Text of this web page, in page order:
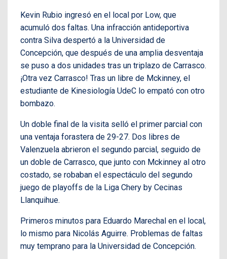
Kevin Rubio ingresó en el local por Low, que
acumuló dos faltas. Una infracción antideportiva
contra Silva despertó a la Universidad de
Concepción, que después de una amplia desventaja
se puso a dos unidades tras un triplazo de Carrasco.
¡Otra vez Carrasco! Tras un libre de Mckinney, el
estudiante de Kinesiología UdeC lo empató con otro
bombazo.
Un doble final de la visita selló el primer parcial con
una ventaja forastera de 29-27. Dos libres de
Valenzuela abrieron el segundo parcial, seguido de
un doble de Carrasco, que junto con Mckinney al otro
costado, se robaban el espectáculo del segundo
juego de playoffs de la Liga Chery by Cecinas
Llanquihue.
Primeros minutos para Eduardo Marechal en el local,
lo mismo para Nicolás Aguirre. Problemas de faltas
muy temprano para la Universidad de Concepción.